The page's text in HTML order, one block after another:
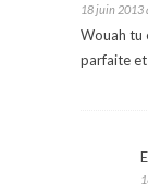
18 juin 2013
Wouah tu
parfaite